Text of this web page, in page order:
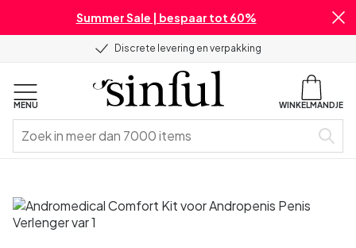
Summer Sale | bespaar tot 60%
Discrete levering en verpakking
MENU WINKELMANDJE